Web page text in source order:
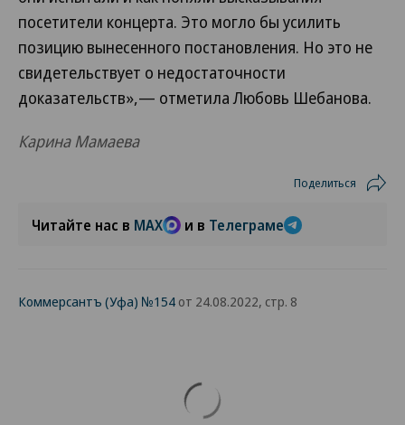
посетители концерта. Это могло бы усилить
позицию вынесенного постановления. Но это не
свидетельствует о недостаточности
доказательств»,— отметила Любовь Шебанова.
Карина Мамаева
Поделиться
Читайте нас в MAX и в Телеграме
Коммерсантъ (Уфа) №154 от 24.08.2022, стр. 8